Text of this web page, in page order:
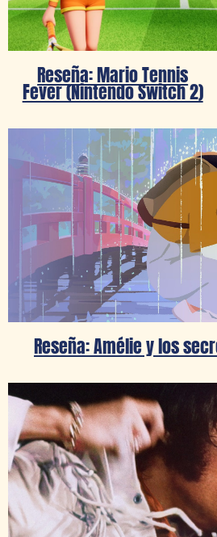
Reseña: Mario Tennis
Fever (Nintendo Switch 2)
Reseña: Amélie y los